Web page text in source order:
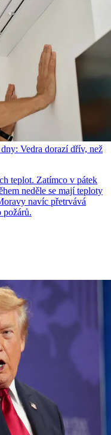
Vedra dorazí dřív, než
teplot. Zatímco v pátek
neděle se mají teploty
navíc přetrvává
požárů.